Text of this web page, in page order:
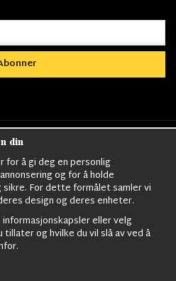
av
Militärutrustning, Ordningsvakt
,Militärbyxor,Militärjackor,M65
Militära Ryggsäckar,Vintage Army
,Paracord,Gasmask,Ghillie
din
for å gi deg en personlig
og for å holde
For dette formålet samler vi
design og deres enheter.
eller velg
og hvilke du vil slå av ved å